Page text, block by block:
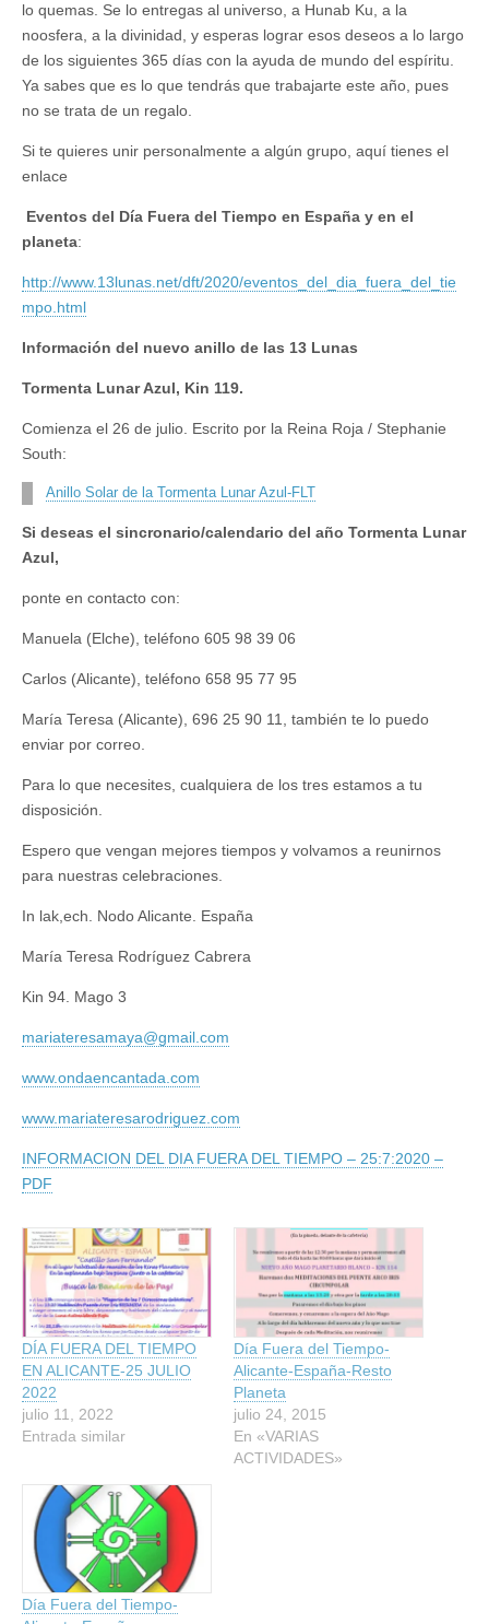
lo quemas. Se lo entregas al universo, a Hunab Ku, a la
noosfera, a la divinidad, y esperas lograr esos deseos a lo largo
de los siguientes 365 días con la ayuda de mundo del espíritu.
Ya sabes que es lo que tendrás que trabajarte este año, pues
no se trata de un regalo.
Si te quieres unir personalmente a algún grupo, aquí tienes el
enlace
Eventos del Día Fuera del Tiempo en España y en el
planeta:
http://www.13lunas.net/dft/2020/eventos_del_dia_fuera_del_tie
mpo.html
Información del nuevo anillo de las 13 Lunas
Tormenta Lunar Azul, Kin 119.
Comienza el 26 de julio. Escrito por la Reina Roja / Stephanie
South:
Anillo Solar de la Tormenta Lunar Azul-FLT
Si deseas el sincronario/calendario del año Tormenta Lunar
Azul,
ponte en contacto con:
Manuela (Elche), teléfono 605 98 39 06
Carlos (Alicante), teléfono 658 95 77 95
María Teresa (Alicante), 696 25 90 11, también te lo puedo
enviar por correo.
Para lo que necesites, cualquiera de los tres estamos a tu
disposición.
Espero que vengan mejores tiempos y volvamos a reunirnos
para nuestras celebraciones.
In lak,ech. Nodo Alicante. España
María Teresa Rodríguez Cabrera
Kin 94. Mago 3
mariateresamaya@gmail.com
www.ondaencantada.com
www.mariateresarodriguez.com
INFORMACION DEL DIA FUERA DEL TIEMPO – 25:7:2020 –
PDF
DÍA FUERA DEL TIEMPO
EN ALICANTE-25 JULIO
2022
julio 11, 2022
Entrada similar
Día Fuera del Tiempo-
Alicante-España-Resto
Planeta
julio 24, 2015
En «VARIAS
ACTIVIDADES»
Día Fuera del Tiempo-